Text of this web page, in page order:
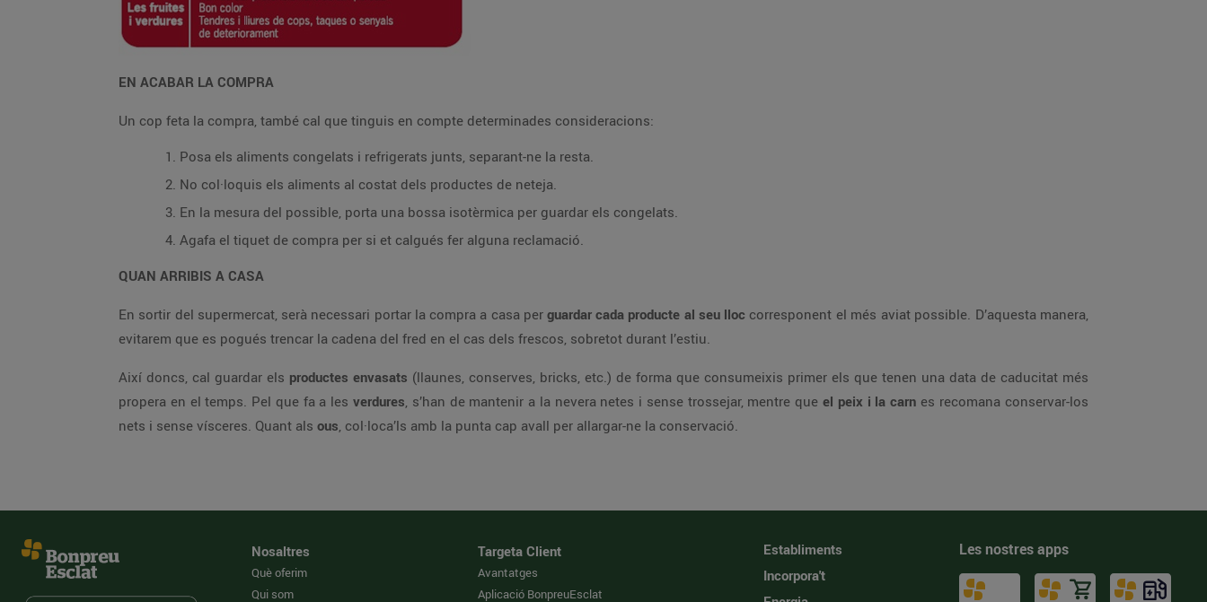
EN ACABAR LA COMPRA
Un cop feta la compra, també cal que tinguis en compte determinades consideracions:
Posa els aliments congelats i refrigerats junts, separant-ne la resta.
No col·loquis els aliments al costat dels productes de neteja.
En la mesura del possible, porta una bossa isotèrmica per guardar els congelats.
Agafa el tiquet de compra per si et calgués fer alguna reclamació.
QUAN ARRIBIS A CASA
En sortir del supermercat, serà necessari portar la compra a casa per guardar cada producte al seu lloc corresponent el més aviat possible. D’aquesta manera,
evitarem que es pogués trencar la cadena del fred en el cas dels frescos, sobretot durant l’estiu.
Així doncs, cal guardar els productes envasats (llaunes, conserves, bricks, etc.) de forma que consumeixis primer els que tenen una data de caducitat més
propera en el temps. Pel que fa a les verdures, s’han de mantenir a la nevera netes i sense trossejar, mentre que el peix i la carn es recomana conservar-los
nets i sense vísceres. Quant als ous, col·loca’ls amb la punta cap avall per allargar-ne la conservació.
Nosaltres
Què oferim
Qui som
Targeta Client
Avantatges
Aplicació BonpreuEsclat
Establiments
Incorpora't
Les nostres apps